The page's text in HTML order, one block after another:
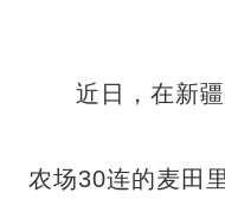
近日，在新
农场30连的麦田